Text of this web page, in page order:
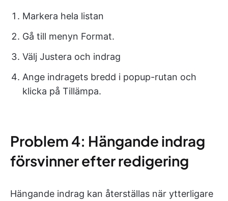
Markera hela listan
Gå till menyn Format.
Välj Justera och indrag
Ange indragets bredd i popup-rutan och
klicka på Tillämpa.
Problem 4: Hängande indrag
försvinner efter redigering
Hängande indrag kan återställas när ytterligare